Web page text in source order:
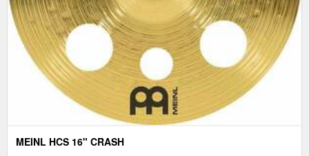
MEINL HCS 16" CRASH